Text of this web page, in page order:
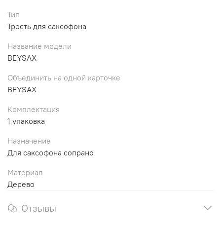
Тип
Трость для саксофона
Название модели
BEYSAX
Объединить на одной карточке
BEYSAX
Комплектация
1 упаковка
Назначение
Для саксофона сопрано
Материал
Дерево
Отзывы